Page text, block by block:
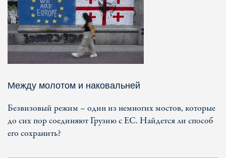
Между молотом и наковальней
Безвизовый режим – один из немногих мостов, которые
до сих пор соединяют Грузию с ЕС. Найдется ли способ
его сохранить?